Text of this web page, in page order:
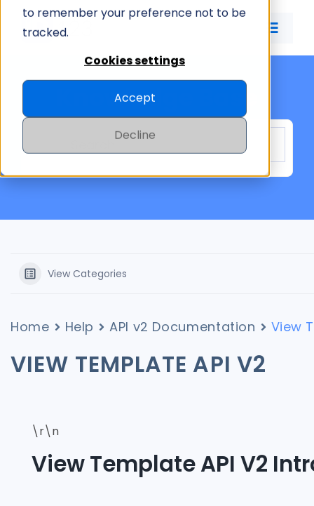
to remember your preference not to be
tracked.
Cookies settings
Accept
Decline
Toggle
ID CARD APP
ID MANAGEMENT
PRICING
Knowledge Base
View Categories
Home Help API v2 Documentation View
VIEW TEMPLATE API V2
\r\n
View Template API V2